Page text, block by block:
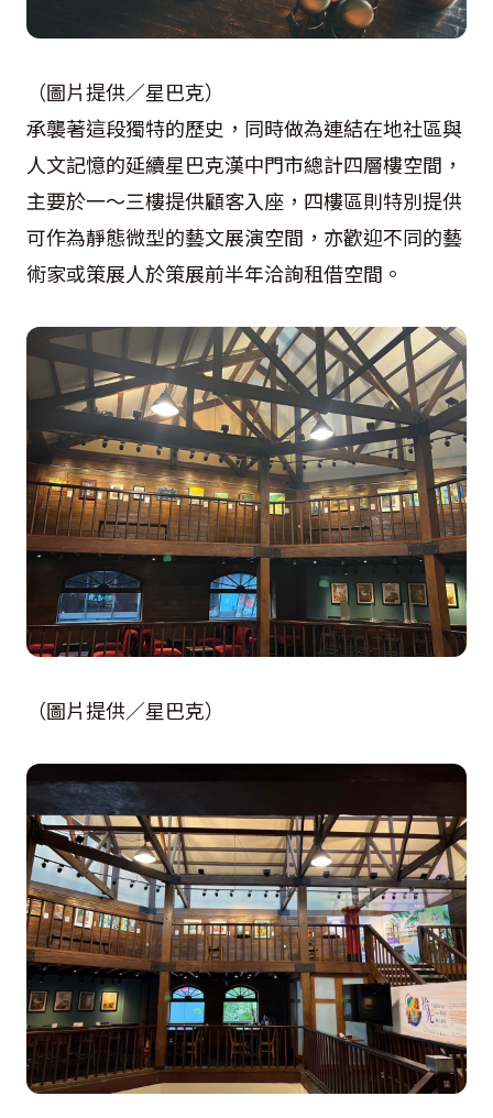
（圖片提供／星巴克）
承襲著這段獨特的歷史，同時做為連結在地社區與
人文記憶的延續星巴克漢中門市總計四層樓空間，
主要於一～三樓提供顧客入座，四樓區則特別提供
可作為靜態微型的藝文展演空間，亦歡迎不同的藝
術家或策展人於策展前半年洽詢租借空間。
（圖片提供／星巴克）